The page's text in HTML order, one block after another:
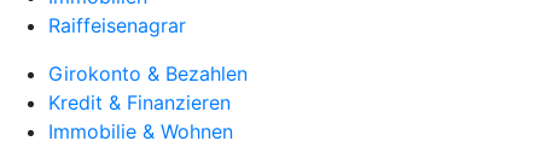
Raiffeisenagrar
Girokonto & Bezahlen
Kredit & Finanzieren
Immobilie & Wohnen